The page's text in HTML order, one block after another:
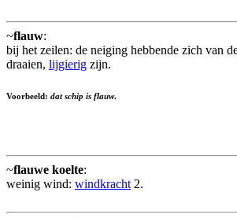
~flauw:
bij het zeilen: de neiging hebbende zich van
draaien, lijgierig zijn.
Voorbeeld: dat schip is flauw.
~flauwe koelte:
weinig wind: windkracht 2.